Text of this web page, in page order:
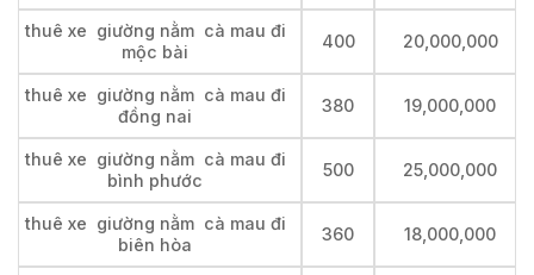
thuê xe giường nằm cà mau đi
mộc bài
400 20,000,000
thuê xe giường nằm cà mau đi
đồng nai
380 19,000,000
thuê xe giường nằm cà mau đi
bình phước
500 25,000,000
thuê xe giường nằm cà mau đi
biên hòa
360 18,000,000